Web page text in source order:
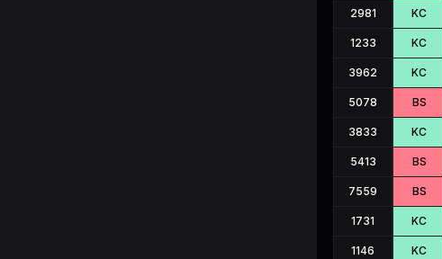
2981
1233
3962
5078
3833
5413
7559
1731
1146
KC
KC
KC
BS
KC
BS
BS
KC
KC